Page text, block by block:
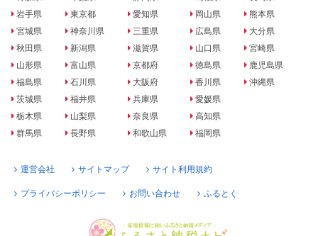
岩手県
宮城県
秋田県
山形県
福島県
茨城県
栃木県
群馬県
東京都
神奈川県
新潟県
富山県
石川県
福井県
山梨県
長野県
愛知県
三重県
滋賀県
京都府
大阪府
兵庫県
奈良県
和歌山県
岡山県
広島県
山口県
徳島県
香川県
愛媛県
高知県
福岡県
熊本県
大分県
宮崎県
鹿児島県
沖縄県
運営会社 サイトマップ サイト利用規約
プライバシーポリシー お問い合わせ ふるとく